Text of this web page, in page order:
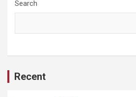
Search
Recent